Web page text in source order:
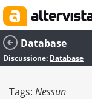
Database
Discussione: Database
Tags: Nessun